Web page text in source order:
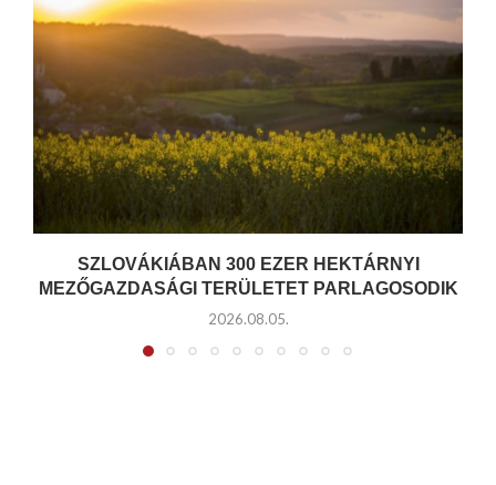
SZLOVÁKIÁBAN 300 EZER HEKTÁRNYI
MEZŐGAZDASÁGI TERÜLETET PARLAGOSODIK
2026.08.05.